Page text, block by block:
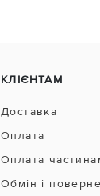
КЛІЄНТАМ
Доставка
Оплата
Оплата
Обмін і